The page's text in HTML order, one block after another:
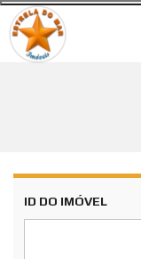
ID DO IMÓVEL